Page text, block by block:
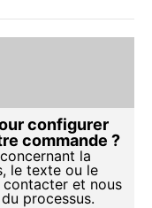
configurer
commande ?
la
le texte ou le
et nous
processus.